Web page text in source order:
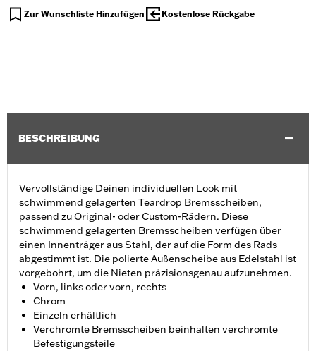
Zur Wunschliste Hinzufügen Kostenlose Rückgabe
BESCHREIBUNG
Vervollständige Deinen individuellen Look mit
schwimmend gelagerten Teardrop Bremsscheiben,
passend zu Original- oder Custom-Rädern. Diese
schwimmend gelagerten Bremsscheiben verfügen über
einen Innenträger aus Stahl, der auf die Form des Rads
abgestimmt ist. Die polierte Außenscheibe aus Edelstahl ist
vorgebohrt, um die Nieten präzisionsgenau aufzunehmen.
Vorn, links oder vorn, rechts
Chrom
Einzeln erhältlich
Verchromte Bremsscheiben beinhalten verchromte
Befestigungsteile